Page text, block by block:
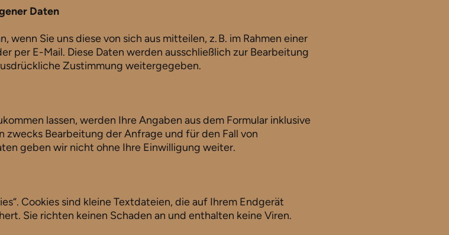
Daten
wenn Sie uns diese von sich aus mitteilen, z. B. im Rahmen einer
per E-Mail. Diese Daten werden ausschließlich zur Bearbeitung
Zustimmung weitergegeben.
lassen, werden Ihre Angaben aus dem Formular inklusive
Bearbeitung der Anfrage und für den Fall von
geben wir nicht ohne Ihre Einwilligung weiter.
Cookies sind kleine Textdateien, die auf Ihrem Endgerät
Sie richten keinen Schaden an und enthalten keine Viren.